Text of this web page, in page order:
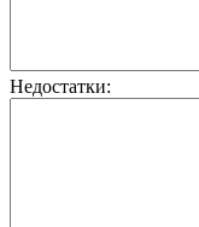
Недостатки: